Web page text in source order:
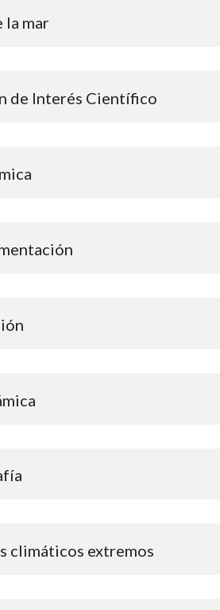
la mar
de Interés Científico
climáticos extremos